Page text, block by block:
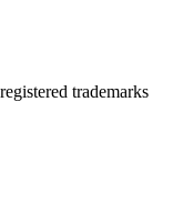
trademarks